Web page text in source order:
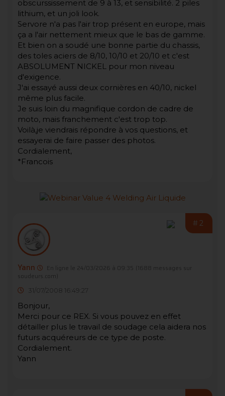
obscurssissement de 9 à 13, et sensibilité. 2 piles
lithium, et un joli look.
Servore n'a pas l'air trop présent en europe, mais
ça a l'air nettement mieux que le bas de gamme.
Et bien on a soudé une bonne partie du chassis,
des toles aciers de 8/10, 10/10 et 20/10 et c'est
ABSOLUMENT NICKEL pour mon niveau
d'exigence.
J'ai essayé aussi deux cornières en 40/10, nickel
même plus facile.
Je suis loin du magnifique cordon de cadre de
moto, mais franchement c'est trop top.
Voilà,je viendrais répondre à vos questions, et
essayerai de faire passer des photos.
Cordialement,
*Francois
#2
Yann En ligne le 24/03/2026 à 09:35
(1688 messages sur
soudeurs.com)
31/07/2008 16:49:27
Bonjour,
Merci pour ce REX. Si vous pouvez en effet
détailler plus le travail de soudage cela aidera nos
futurs acquéreurs de ce type de poste.
Cordialement.
Yann